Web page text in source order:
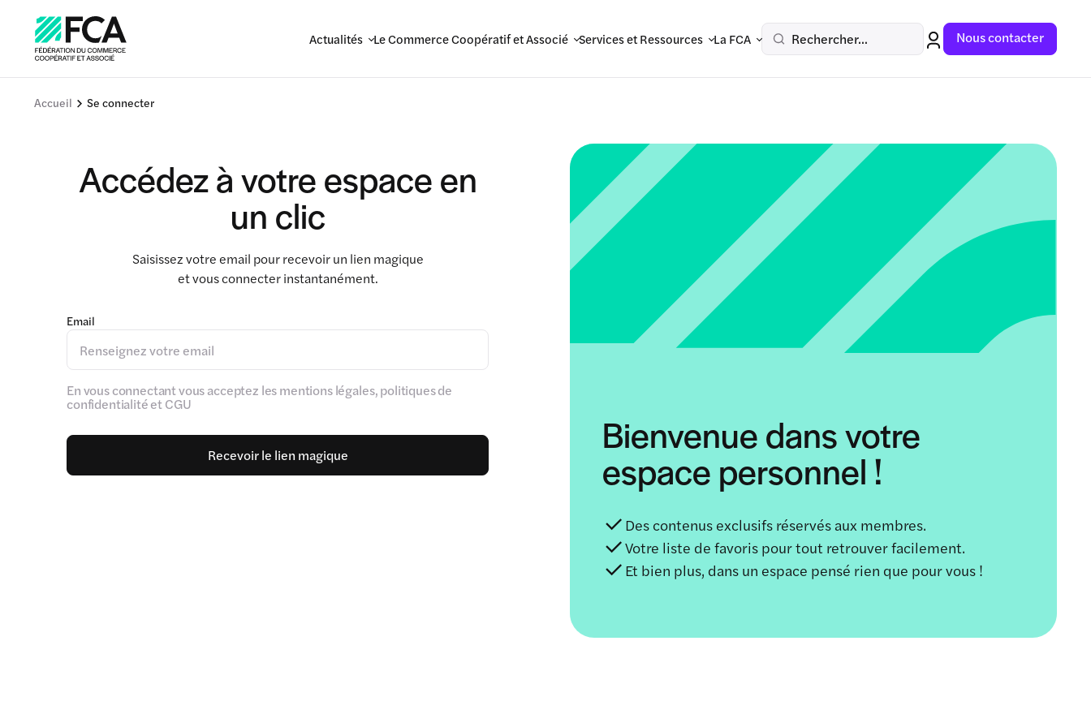
Actualités Le Commerce Coopératif et Associé Services et Ressources La FCA Rechercher... Nous contacter
Accueil Se connecter
Accédez à votre espace en
un clic
Saisissez votre email pour recevoir un lien magique
et vous connecter instantanément.
Email
En vous connectant vous acceptez les mentions légales, politiques de
confidentialité et CGU
Recevoir le lien magique Bienvenue dans votre
espace personnel !
Des contenus exclusifs réservés aux membres.
Votre liste de favoris pour tout retrouver facilement.
Et bien plus, dans un espace pensé rien que pour vous !